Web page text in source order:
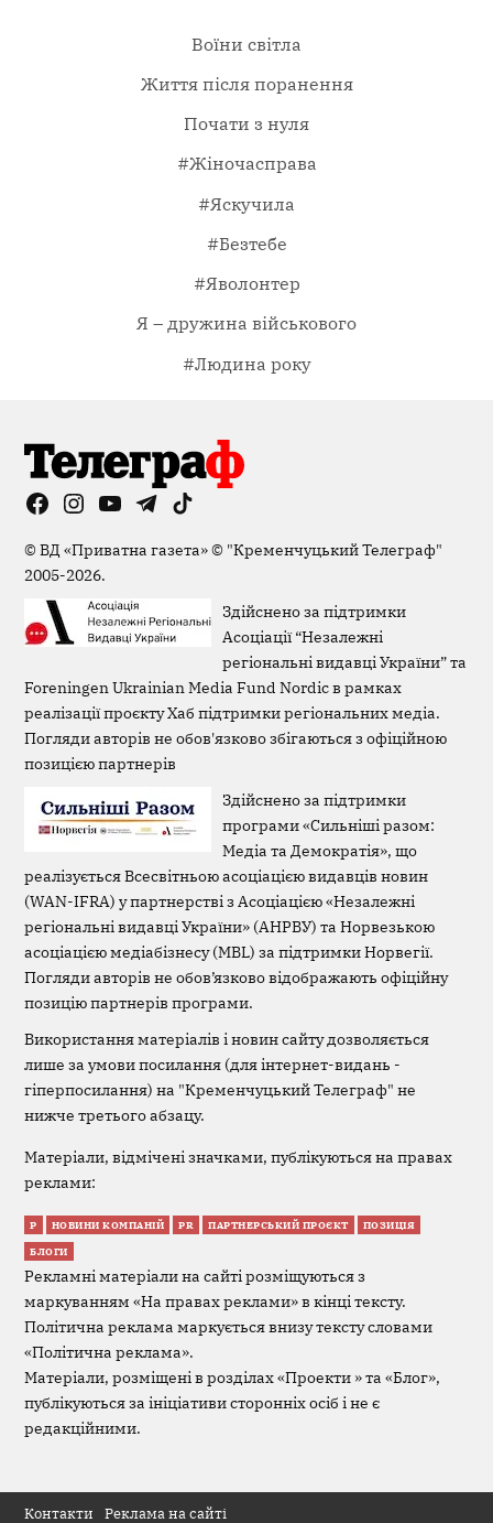
Воїни світла
Життя після поранення
Почати з нуля
#Жіночасправа
#Яскучила
#Безтебе
#Яволонтер
Я – дружина військового
#Людина року
FacebookInstagram
YouTubeTelegramTikTok
©ВД «Приватна газета»© "Кременчуцький Телеграф"
2005-2026.
Здійснено за підтримки
Асоціації “Незалежні
регіональні видавці України” та
Foreningen Ukrainian Media Fund Nordic в рамках
реалізації проєкту Хаб підтримки регіональних медіа.
Погляди авторів не обов'язково збігаються з офіційною
позицією партнерів
Здійснено за підтримки
програми «Сильніші разом:
Медіа та Демократія», що
реалізується Всесвітньою асоціацією видавців новин
(WAN-IFRA) у партнерстві з Асоціацією «Незалежні
регіональні видавці України» (АНРВУ) та Норвезькою
асоціацією медіабізнесу (MBL) за підтримки Норвегії.
Погляди авторів не обов’язково відображають офіційну
позицію партнерів програми.
Використання матеріалів і новин сайту дозволяється
лише за умови посилання (для інтернет-видань -
гіперпосилання) на "Кременчуцький Телеграф" не
нижче третього абзацу.
Матеріали, відмічені значками, публікуються на правах
реклами:
Р НОВИНИ КОМПАНІЙ PR ПАРТНЕРСЬКИЙ ПРОЄКТ ПОЗИЦІЯ
БЛОГИ
Рекламні матеріали на сайті розміщуються з
маркуванням «На правах реклами» в кінці тексту.
Політична реклама маркується внизу тексту словами
«Політична реклама».
Матеріали, розміщені в розділах «Проекти » та «Блог»,
публікуються за ініціативи сторонніх осіб і не є
редакційними.
Контакти Реклама на сайті